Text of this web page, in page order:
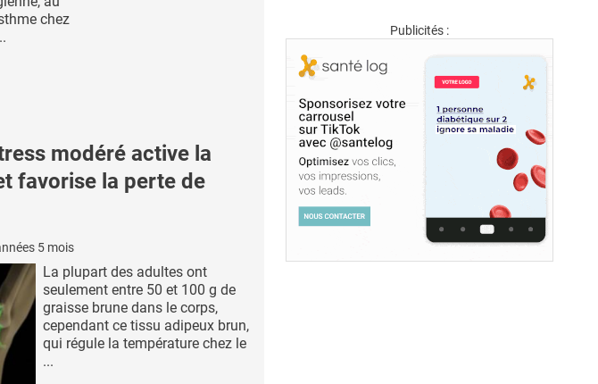
chez
modéré active la
favorise la perte de
5 mois
La plupart des adultes ont
seulement entre 50 et 100 g de
graisse brune dans le corps,
cependant ce tissu adipeux brun,
qui régule la température chez le
...
Publicités :